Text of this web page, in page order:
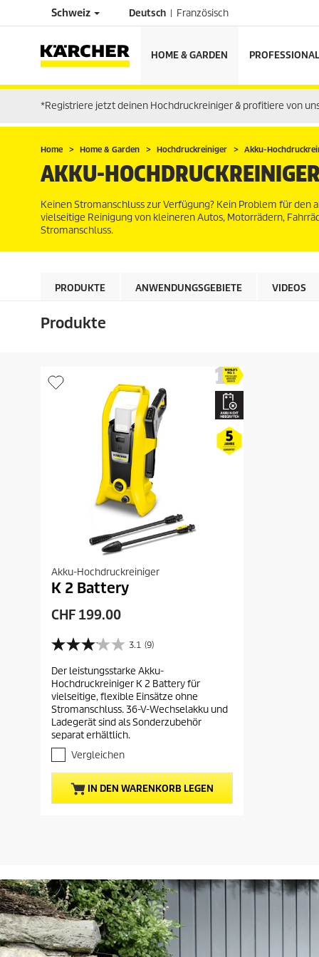
Schweiz Deutsch Französisch
HOME & GARDEN PROFESSIONAL
*Registriere jetzt deinen Hochdruckreiniger & profitiere von
Home Home & Garden Hochdruckreiniger Akku-
AKKU-
Keinen Stromanschluss zur Verfügung? Kein Problem für
vielseitige Reinigung von kleineren Autos, Motorrädern,
Stromanschluss.
PRODUKTE ANWENDUNGSGEBIETE VIDEOS
Produkte
Akku-Hochdruckreiniger
K 2 Battery
A
t
e
l
l
e
r
r
e
i
P
r
o
d
u
CHF 199.00
3.1 (9)
3
1
v
o
n
5
S
e
r
n
e
w
e
r
t
u
n
Der leistungsstarke Akku-
Hochdruckreiniger K 2 Battery für
vielseitige, flexible Einsätze ohne
Stromanschluss. 36-V-Wechselakku und
Ladegerät sind als Sonderzubehör
separat erhältlich.
Vergleichen
IN DEN WARENKORB LEGEN